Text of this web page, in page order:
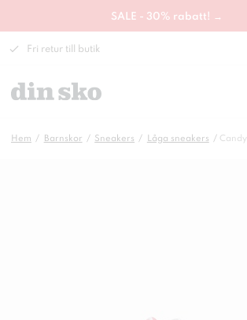
SALE - 30% rabatt! →
Fri retur till butik
Hem Barnskor Sneakers Låga sneakers Candy